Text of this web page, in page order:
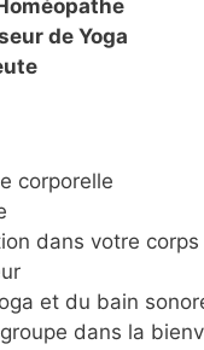
de Yoga
corporelle
dans votre corps
et du bain
groupe dans la